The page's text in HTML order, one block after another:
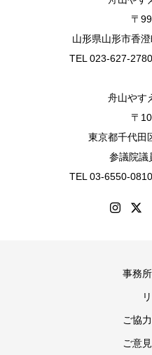
〒
山形県山形市香
TEL 023-627-
舟山やす
〒
東京都千代田
参議院議
TEL 03-6550-
事務
ご協
ご意